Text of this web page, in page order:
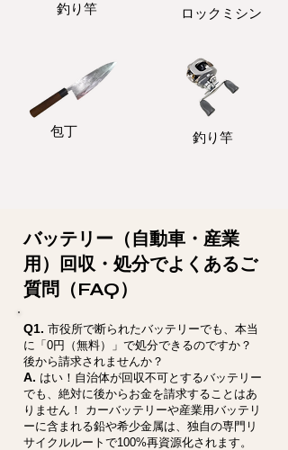
釣り竿 ロックミシン
包丁 釣り竿
バッテリー（自動車・産業
用）回収・処分でよくあるご
質問（FAQ）
Q1. 市役所で断られたバッテリーでも、本当
に「0円（無料）」で処分できるのですか？
後から請求されませんか？
A. はい！自治体が回収不可とするバッテリー
でも、絶対に後からお金を請求することはあ
りません！ カーバッテリーや産業用バッテリ
ーに含まれる鉛や希少金属は、独自の専門リ
サイクルルートで100%再資源化されます。